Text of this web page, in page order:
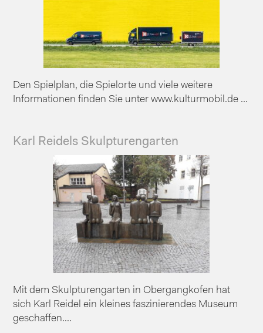
Den Spielplan, die Spielorte und viele weitere
Informationen finden Sie unter www.kulturmobil.de ...
Karl Reidels Skulpturengarten
Mit dem Skulpturengarten in Obergangkofen hat
sich Karl Reidel ein kleines faszinierendes Museum
geschaffen....